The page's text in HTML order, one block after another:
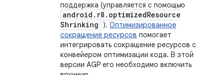
поддержка (управляется с помощью
android . r8 . optimizedResource
Shrinking
). Оптимизированное
сокращение ресурсов помогает
интегрировать сокращение ресурсов с
конвейером оптимизации кода. В этой
версии AGP его необходимо включить